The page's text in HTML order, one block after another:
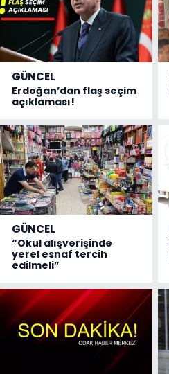
GÜNCEL
Erdoğan’dan flaş seçim
açıklaması!
GÜNCEL
“Okul alışverişinde
yerel esnaf tercih
edilmeli”